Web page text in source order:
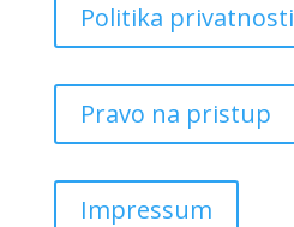
Politika privatnosti
Pravo na pristup
Impressum